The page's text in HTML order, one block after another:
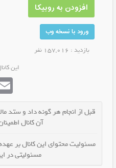
افزودن به روبیکا
ورود با نسخه وب
بازدید : 157,016 نفر
این
قبل از انجام هر گونه داد و ستد
آن کانال
مسئولیت محتوای این کانال بر
مسئولیتی در